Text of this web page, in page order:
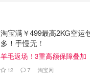
淘宝满￥499最高2KG空运
多！手慢无！
羊毛返场！3重高额保障叠加
12 7 淘宝网